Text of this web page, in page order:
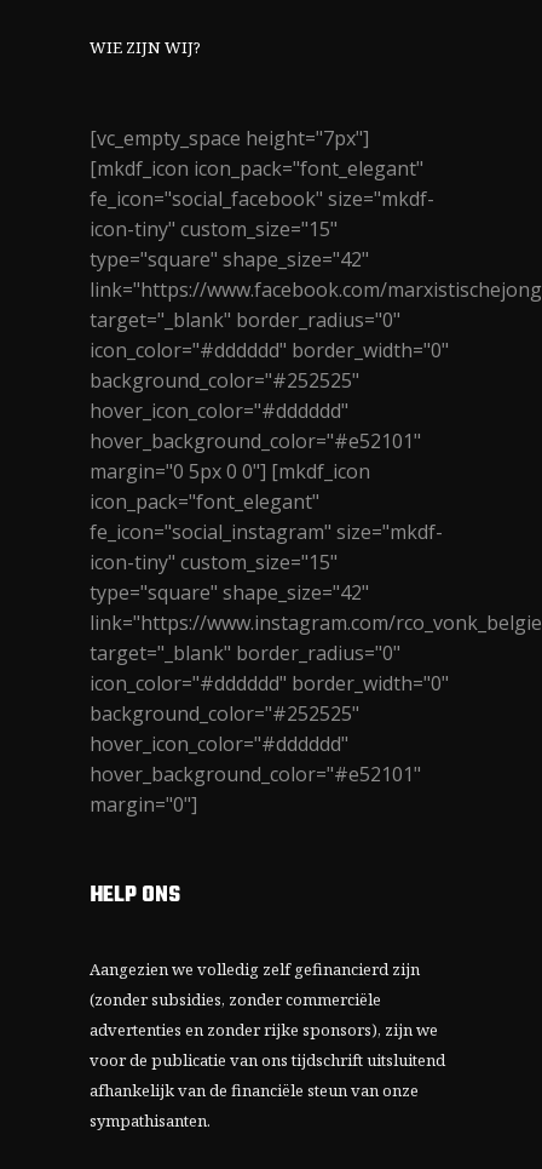
WIE ZIJN WIJ?
[vc_empty_space height="7px"]
[mkdf_icon icon_pack="font_elegant"
fe_icon="social_facebook" size="mkdf-
icon-tiny" custom_size="15"
type="square" shape_size="42"
link="https://www.facebook.com/
target="_blank" border_radius="0"
icon_color="#dddddd" border_width="0"
background_color="#252525"
hover_icon_color="#dddddd"
hover_background_color="#e52101"
margin="0 5px 0 0"] [mkdf_icon
icon_pack="font_elegant"
fe_icon="social_instagram" size="mkdf-
icon-tiny" custom_size="15"
type="square" shape_size="42"
link="https://www.instagram.com/
target="_blank" border_radius="0"
icon_color="#dddddd" border_width="0"
background_color="#252525"
hover_icon_color="#dddddd"
hover_background_color="#e52101"
margin="0"]
HELP ONS
Aangezien we volledig zelf gefinancierd zijn
(zonder subsidies, zonder commerciële
advertenties en zonder rijke sponsors), zijn we
voor de publicatie van ons tijdschrift uitsluitend
afhankelijk van de financiële steun van onze
sympathisanten.